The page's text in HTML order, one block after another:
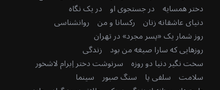
دختر همسایه در جستجوی او در یک نگاه
دنیای عاشقانه زنان رکسانا و من روانشناسی
روز شمار یک «پسر مجرد» در تهران
روزهایی که سارا صیغه من بود زندگی
سخت نگیر دنیا دو روزه سرنوشت دختر اِبرام لاشخور
سلامت سلفی پا سنگ صبور سینما